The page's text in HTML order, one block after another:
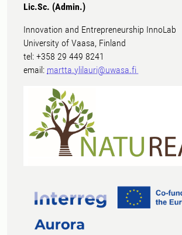
Lic.Sc. (Admin.)
Innovation and Entrepreneurship InnoLab
University of Vaasa, Finland
tel: +358 29 449 8241
email: martta.ylilauri@uwasa.fi